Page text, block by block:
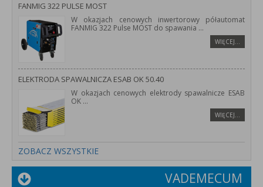
FANMIG 322 PULSE MOST
W okazjach cenowych inwertorowy półautomat
FANMIG 322 Pulse MOST do spawania ...
WIĘCEJ…
ELEKTRODA SPAWALNICZA ESAB OK 50.40
W okazjach cenowych elektrody spawalnicze ESAB
OK ...
WIĘCEJ…
ZOBACZ WSZYSTKIE
VADEMECUM